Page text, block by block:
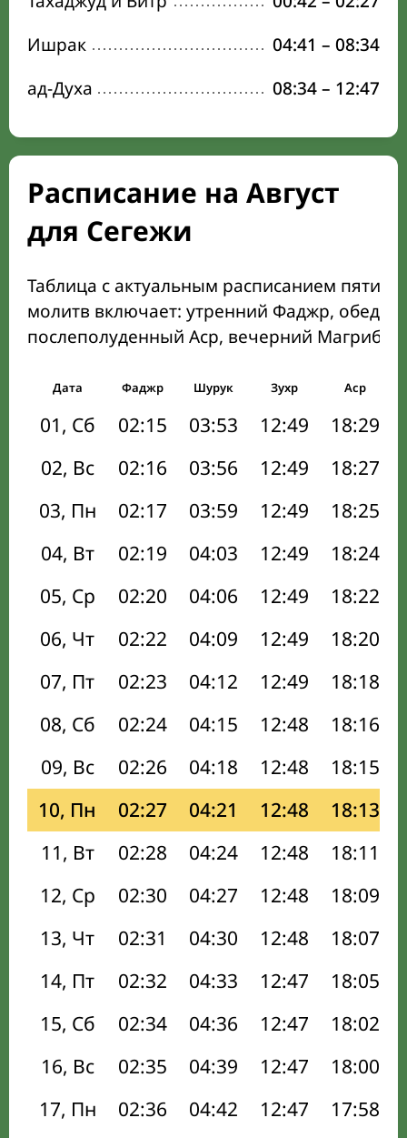
Ишрак
04:41 – 08:34
ад-Духа
08:34– 12:47
Расписание на Август
для Сегежи
Таблица с актуальным расписанием пяти
молитв включает: утренний Фаджр,
послеполуденный Аср, вечерний Магриб
Дата Фаджр Шурук Зухр Аср
01, Сб 02:15 03:53 12:49 18:29
02, Вс
02:16 03:56 12:49 18:27
03, Пн
02:17 03:59 12:49 18:25
04, Вт
02:19 04:03 12:49 18:24
05, Ср
02:20 04:06 12:49 18:22
06, Чт
02:22 04:09 12:49 18:20
07, Пт
02:23 04:12 12:49 18:18
08, Сб
02:24 04:15 12:48 18:16
09, Вс
02:26 04:18 12:48 18:15
10, Пн
02:27 04:21 12:48 18:13
11, Вт
02:28 04:24 12:48 18:11
12, Ср
02:30 04:27 12:48 18:09
13, Чт
02:31 04:30 12:48 18:07
14, Пт
02:32 04:33 12:47 18:05
15, Сб
02:34 04:36 12:47 18:02
16, Вс
02:35 04:39 12:47 18:00
17, Пн
02:36 04:42 12:47 17:58